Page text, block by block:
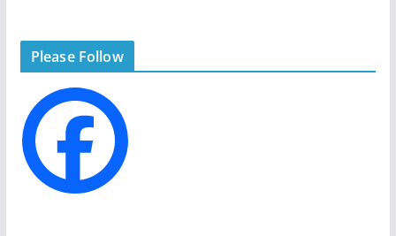
r
e
s
Please Follow